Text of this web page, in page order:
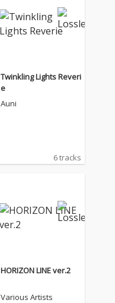
Twinkling Lights Reveri
e
Auni
6 tracks
HORIZON LINE ver.2
Various Artists